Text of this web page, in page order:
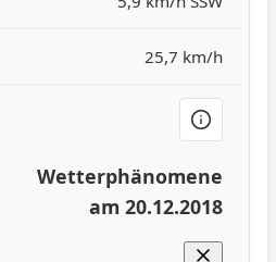
25,7 km/h
Wetterphänomene
am 20.12.2018